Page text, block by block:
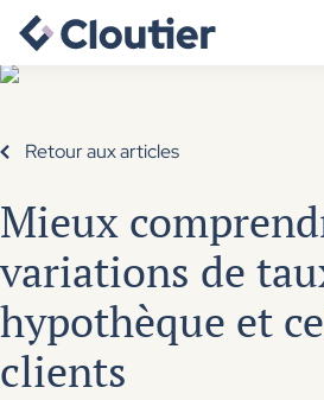
Retour aux articles
Mieux
variations de
hypothèque et
clients